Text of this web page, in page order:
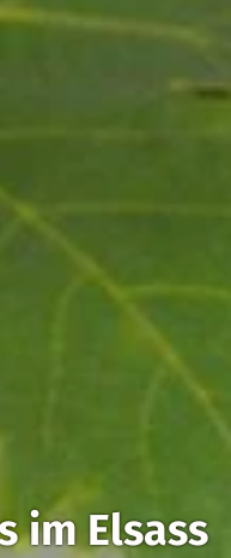
im Elsass